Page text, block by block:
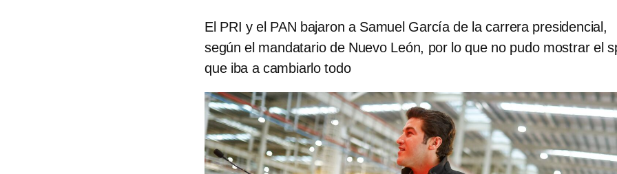
El PRI y el PAN bajaron a Samuel García de la carrera presidencial,
según el mandatario de Nuevo León, por lo que no pudo mostrar el
que iba a cambiarlo todo